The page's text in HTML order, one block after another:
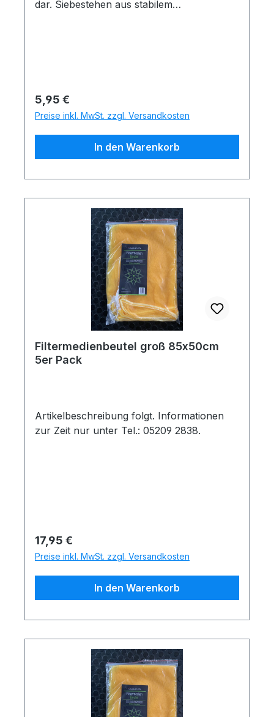
dar. Siebestehen aus stabilem
Regulärer Preis:
5,95 €
Preise inkl. MwSt. zzgl. Versandkosten
In den Warenkorb
Filtermedienbeutel groß 85x50cm
5er Pack
Artikelbeschreibung folgt. Informationen
zur Zeit nur unter Tel.: 05209 2838.
Regulärer Preis:
17,95 €
Preise inkl. MwSt. zzgl. Versandkosten
In den Warenkorb